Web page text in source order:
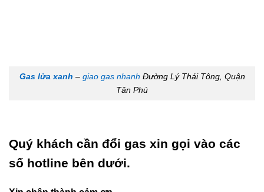
Gas lửa xanh – giao gas nhanh Đường Lý Thái Tông, Quận
Tân Phú
Quý khách cần đổi gas xin gọi vào các
số hotline bên dưới.